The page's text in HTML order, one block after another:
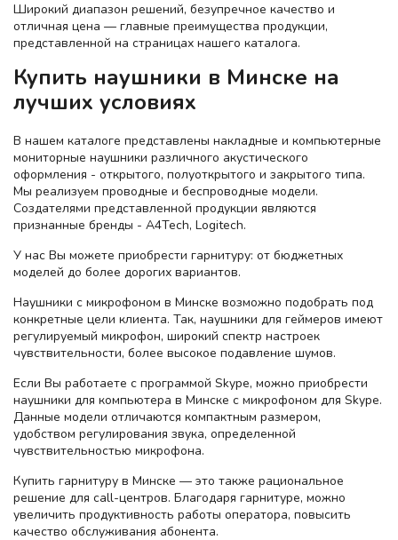
Широкий диапазон решений, безупречное качество и
отличная цена — главные преимущества продукции,
представленной на страницах нашего каталога.
Купить наушники в Минске на
лучших условиях
В нашем каталоге представлены накладные и компьютерные
мониторные наушники различного акустического
оформления - открытого, полуоткрытого и закрытого типа.
Мы реализуем проводные и беспроводные модели.
Создателями представленной продукции являются
признанные бренды - A4Tech, Logitech.
У нас Вы можете приобрести гарнитуру: от бюджетных
моделей до более дорогих вариантов.
Наушники с микрофоном в Минске возможно подобрать под
конкретные цели клиента. Так, наушники для геймеров имеют
регулируемый микрофон, широкий спектр настроек
чувствительности, более высокое подавление шумов.
Если Вы работаете с программой Skype, можно приобрести
наушники для компьютера в Минске с микрофоном для Skype.
Данные модели отличаются компактным размером,
удобством регулирования звука, определенной
чувствительностью микрофона.
Купить гарнитуру в Минске — это также рациональное
решение для call-центров. Благодаря гарнитуре, можно
увеличить продуктивность работы оператора, повысить
качество обслуживания абонента.